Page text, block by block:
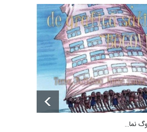
برندگان و کاتالوگ نما…